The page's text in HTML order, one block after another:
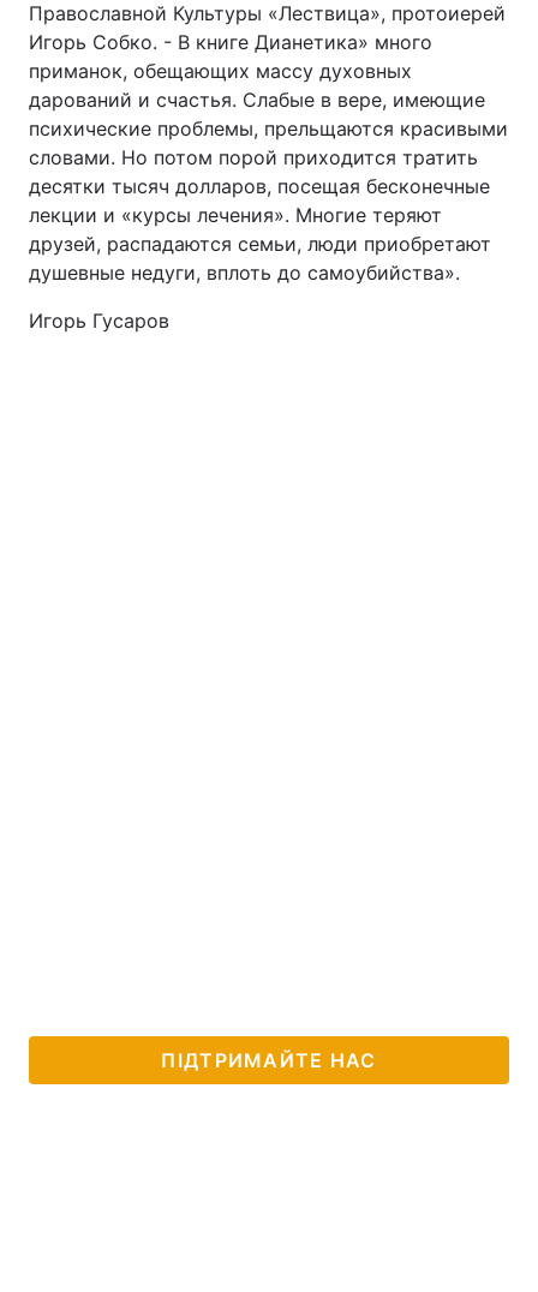
Православной Культуры «Лествица», протоиерей
Игорь Собко. - В книге Дианетика» много
приманок, обещающих массу духовных
дарований и счастья. Слабые в вере, имеющие
психические проблемы, прельщаются красивыми
словами. Но потом порой приходится тратить
десятки тысяч долларов, посещая бесконечные
лекции и «курсы лечения». Многие теряют
друзей, распадаются семьи, люди приобретают
душевные недуги, вплоть до самоубийства».
Игорь Гусаров
ПІДТРИМАЙТЕ НАС